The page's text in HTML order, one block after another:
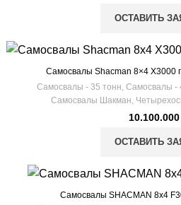
ОСТАВИТЬ
Самосвалы Shacman 8×4 X3000
Самосвалы - 35 тонн Самосвалы -
Самосвалы Шакман
10.100.000
ОСТАВИТЬ
Самосвалы SHACMAN 8х4